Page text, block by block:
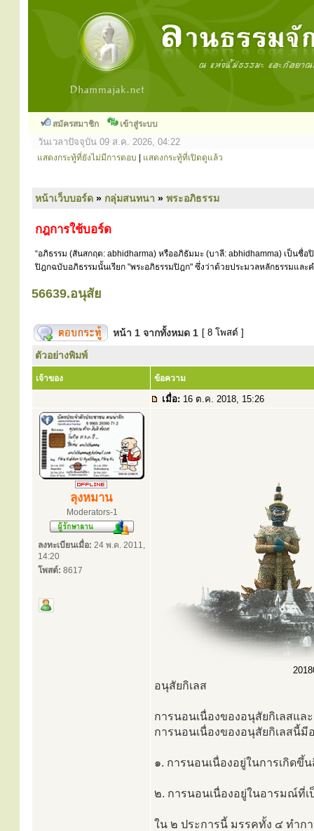
สมัครสมาชิก เข้าสู่ระบบ
วันเวลาปัจจุบัน 09 ส.ค. 2026, 04:22
แสดงกระทู้ที่ยังไม่มีการตอบ แสดงกระทู้ที่เปิดดูแล้ว
หน้าเว็บบอร์ด » กลุ่มสนทนา » พระอภิธรรม
กฎการใช้บอร์ด
“อภิธรรม (สันสกฤต: abhidharma) หรืออภิธัมมะ (บาลี: abhidhamma) เป็น
ปิฎกฉบับอภิธรรมนั้นเรียก "พระอภิธรรมปิฎก" ซึ่งว่าด้วยประมวลหลักธรรมแล
56639.อนุสัย
หน้า 1 จากทั้งหมด 1 [ 8 โพสต์ ]
ตัวอย่างพิมพ์
เจ้าของ ข้อความ
เมื่อ: 16 ต.ค. 2018, 15:26
ลุงหมาน
Moderators-1
ลงทะเบียนเมื่อ: 24 พ.ค. 2011,
14:20
โพสต์: 8617
อนุสัยกิเลส
การนอนเนื่องของอนุสัยกิเลสแ
การนอนเนื่องของอนุสัยกิเลสนี้มี
๑. การนอนเนื่องอยู่ในการเกิด
๒. การนอนเนื่องอยู่ในอารมณ์ที่
ใน ๒ ประการนี้ มรรคทั้ง ๔ ทำ